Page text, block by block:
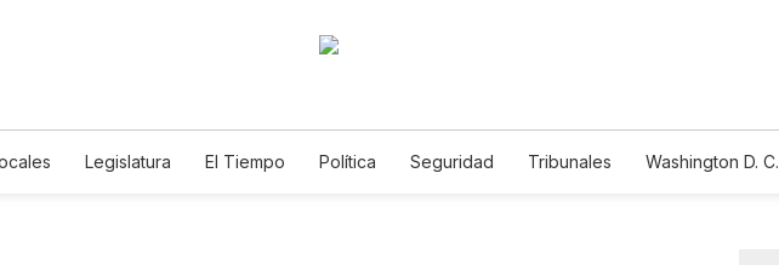
Legislatura El Tiempo Política Seguridad Tribunales Washington D. C.